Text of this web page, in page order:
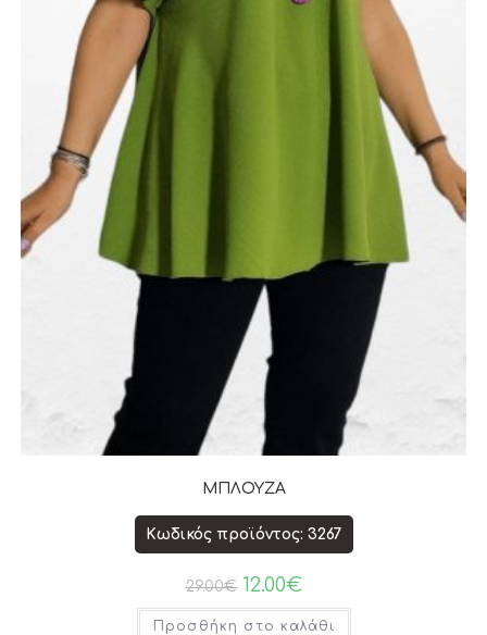
ΜΠΛΟΥΖΑ
Κωδικός προϊόντος: 3267
29.00€ 12.00€
Προσθήκη στο καλάθι